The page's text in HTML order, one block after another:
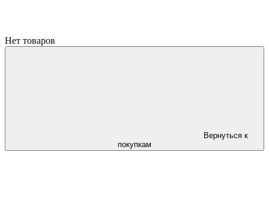
Нет товаров
Вернуться к
покупкам